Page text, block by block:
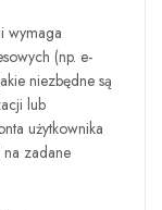
wymaga
(np. e-
niezbędne są
lub
użytkownika
zadane